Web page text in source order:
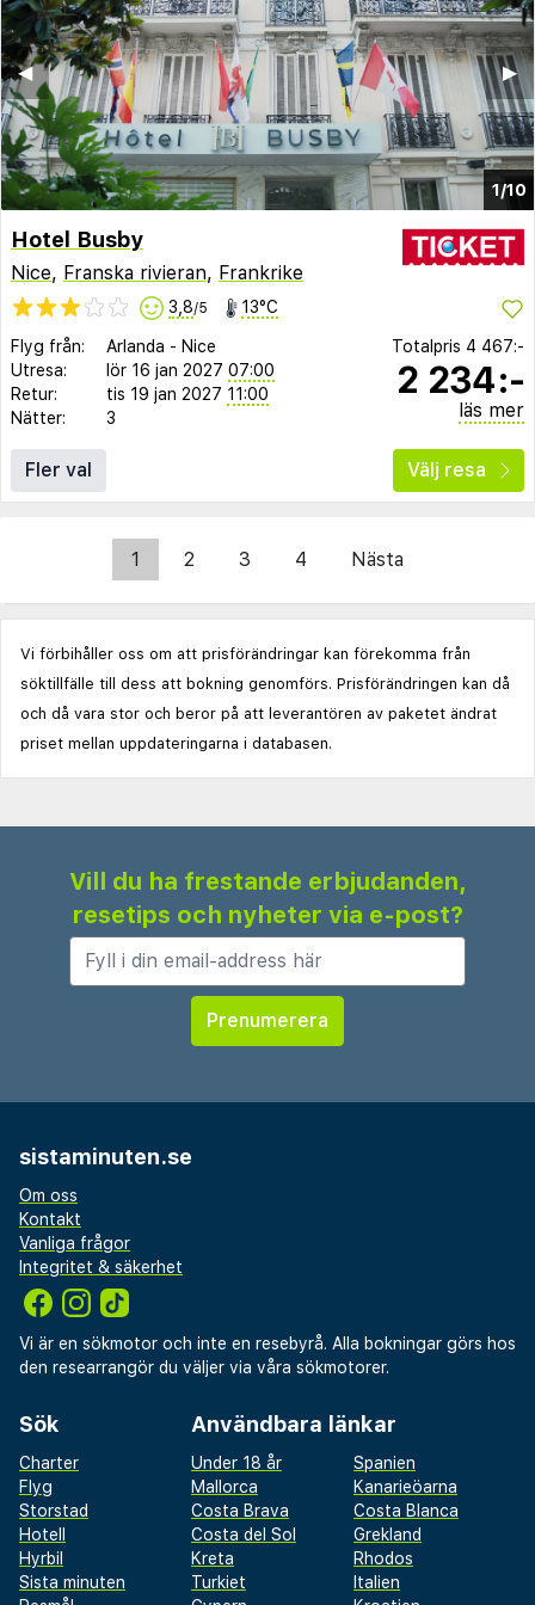
1/10
▶︎
◀︎
Hotel Busby
Nice, Franska rivieran, Frankrike
3,8/5 13°C
Flyg från: Arlanda - Nice
Utresa:
lör 16 jan 2027 07:00
Retur:
tis 19 jan 2027 11:00
Nätter:
3
Totalpris 4 467:-
2 234:-
läs mer
Fler val Välj resa
1 2 3 4 Nästa
Vi förbihåller oss om att prisförändringar kan förekomma från
söktillfälle till dess att bokning genomförs. Prisförändringen kan då
och då vara stor och beror på att leverantören av paketet ändrat
priset mellan uppdateringarna i databasen.
Vill du ha frestande erbjudanden,
resetips och nyheter via e-post?
sistaminuten.se
Om oss
Kontakt
Vanliga frågor
Integritet & säkerhet
Vi är en sökmotor och inte en resebyrå. Alla bokningar görs hos
den researrangör du väljer via våra sökmotorer.
Sök
Charter
Flyg
Storstad
Hotell
Hyrbil
Sista minuten
Användbara länkar
Under 18 år
Spanien
Mallorca
Kanarieöarna
Costa Brava
Costa Blanca
Costa del Sol
Grekland
Kreta
Rhodos
Turkiet
Italien